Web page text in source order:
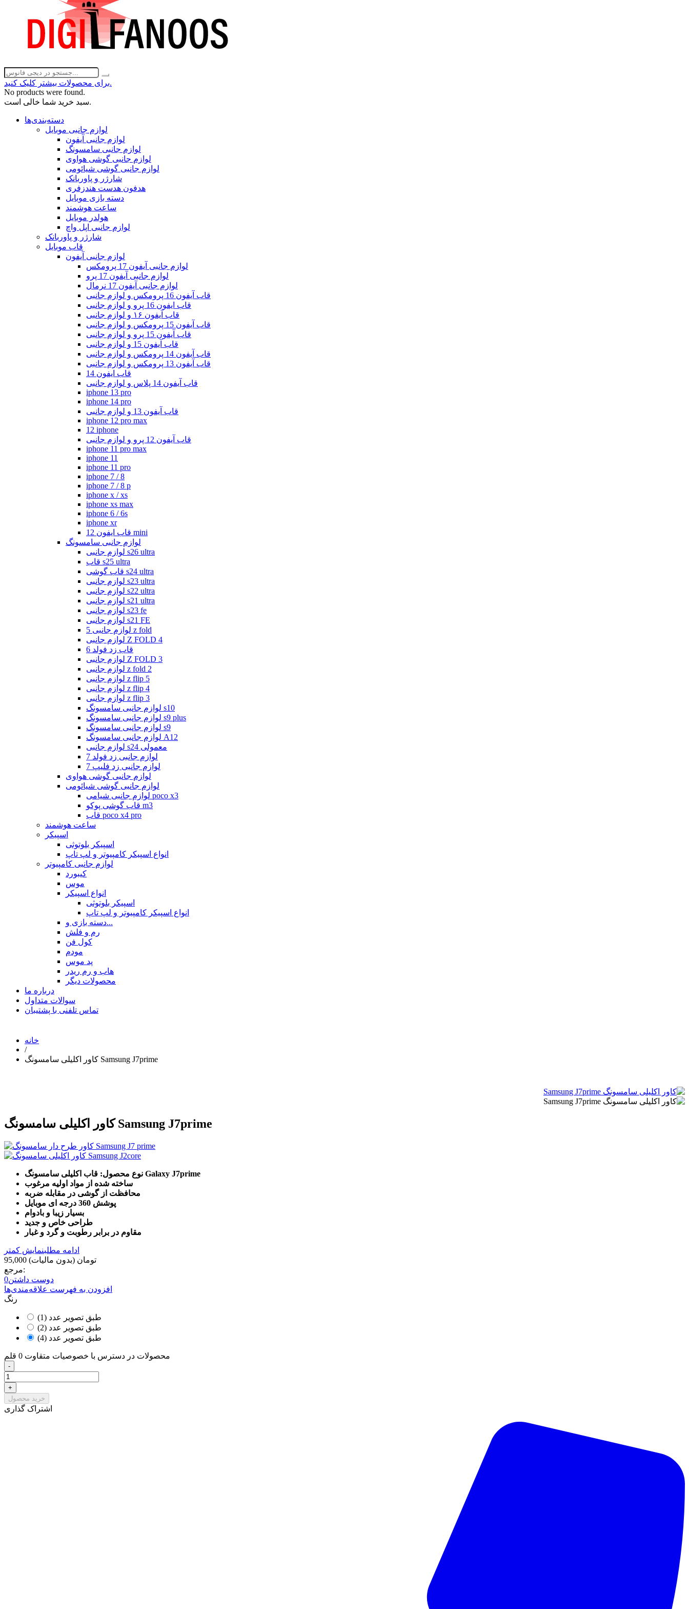
برای محصولات بیشتر کلیک کنید.
No products were found.
سبد خرید شما خالی است.
دسته‌بندی‌ها
لوازم جانبی موبایل
لوازم جانبی آیفون
لوازم جانبی سامسونگ
لوازم جانبی گوشی هواوی
لوازم جانبی گوشی شیائومی
شارژر و پاوربانک
هدفون هدست هندزفری
دسته بازی موبایل
ساعت هوشمند
هولدر موبایل
لوازم جانبی اپل واچ
شارژر و پاوربانک
قاب موبایل
لوازم جانبی آیفون
لوازم جانبی آیفون 17 پرومکس
لوازم جانبی آیفون 17 پرو
لوازم جانبی آیفون 17 نرمال
قاب آیفون 16 پرومکس و لوازم جانبی
قاب ایفون 16 پرو و لوازم جانبی
قاب آیفون ۱۶ و لوازم جانبی
قاب آیفون 15 پرومکس و لوازم جانبی
قاب آیفون 15 پرو و لوازم جانبی
قاب آیفون 15 و لوازم جانبی
قاب آیفون 14 پرومکس و لوازم جانبی
قاب آیفون 13 پرومکس و لوازم جانبی
قاب ایفون 14
قاب آیفون 14 پلاس و لوازم جانبی
iphone 13 pro
iphone 14 pro
قاب آیفون 13 و لوازم جانبی
iphone 12 pro max
12 iphone
قاب آیفون 12 پرو و لوازم جانبی
iphone 11 pro max
iphone 11
iphone 11 pro
iphone 7 / 8
iphone 7 / 8 p
iphone x / xs
iphone xs max
iphone 6 / 6s
iphone xr
قاب ایفون 12 mini
لوازم جانبی سامسونگ
لوازم جانبی s26 ultra
قاب s25 ultra
قاب گوشی s24 ultra
لوازم جانبی s23 ultra
لوازم جانبی s22 ultra
لوازم جانبی s21 ultra
لوازم جانبی s23 fe
لوازم جانبی s21 FE
لوازم جانبی 5 z fold
لوازم جانبی Z FOLD 4
قاب زد فولد 6
لوازم جانبی Z FOLD 3
لوازم جانبی z fold 2
لوازم جانبی z flip 5
لوازم جانبی z flip 4
لوازم جانبی z flip 3
لوازم جانبی سامسونگ s10
لوازم جانبی سامسونگ s9 plus
لوازم جانبی سامسونگ s9
لوازم جانبی سامسونگ A12
لوازم جانبی s24 معمولی
لوازم جانبی زد فولد 7
لوازم جانبی زد فلیپ 7
لوازم جانبی گوشی هواوی
لوازم جانبی گوشی شیائومی
لوازم جانبی شیامی poco x3
قاب گوشی پوکو m3
قاب poco x4 pro
ساعت هوشمند
اسپیکر
اسپیکر بلوتوثی
انواع اسپیکر کامپیوتر و لپ تاپ
لوازم جانبی کامپیوتر
کیبورد
موس
انواع اسپیکر
اسپیکر بلوتوثی
انواع اسپیکر کامپیوتر و لپ تاپ
دسته بازی و...
رم و فلش
کول فن
مودم
پد موس
هاب و رم ریدر
محصولات دیگر
درباره ما
سوالات متداول
تماس تلفنی با پشتیبان
خانه
/
کاور اکلیلی سامسونگ Samsung J7prime
کاور اکلیلی سامسونگ Samsung J7prime
نوع محصول: قاب اکلیلی سامسونگ Galaxy J7prime
ساخته شده از مواد اولیه مرغوب
محافظت از گوشی در مقابله ضربه
پوشش 360 درجه ای موبایل
بسیار زیبا و بادوام
طراحی خاص و جدید
مقاوم در برابر رطوبت و گرد و غبار
ادامه مطلبنمایش کمتر
95,000 تومان (بدون مالیات)
مرجع:
دوست داشتن0
افزودن به فهرست علاقه‌مندی‌ها
رنگ
طبق تصویر عدد (1)
طبق تصویر عدد (2)
طبق تصویر عدد (4)
محصولات در دسترس با خصوصیات متقاوت 0 قلم
-
+
خرید محصول
اشتراک گذاری